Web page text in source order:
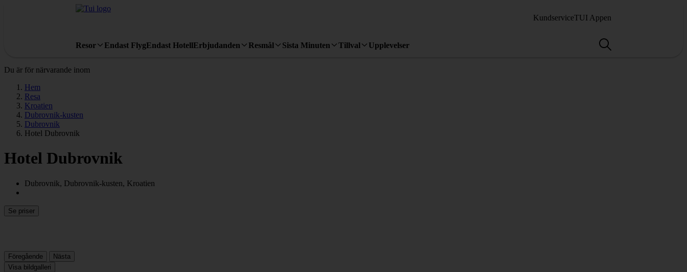
KundserviceTUI Appen
Resor Endast FlygEndast HotellErbjudanden Resmål Sista Minuten Tillval Upplevelser
Du är för närvarande inom
Hem
Resa
Kroatien
Dubrovnik-kusten
Dubrovnik
Hotel Dubrovnik
Hotel Dubrovnik
Dubrovnik, Dubrovnik-kusten, Kroatien
Se priser
Föregående
Nästa
Visa bildgalleri